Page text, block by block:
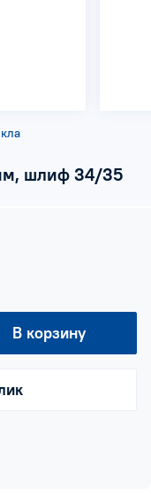
шлиф 34/35
В корзину